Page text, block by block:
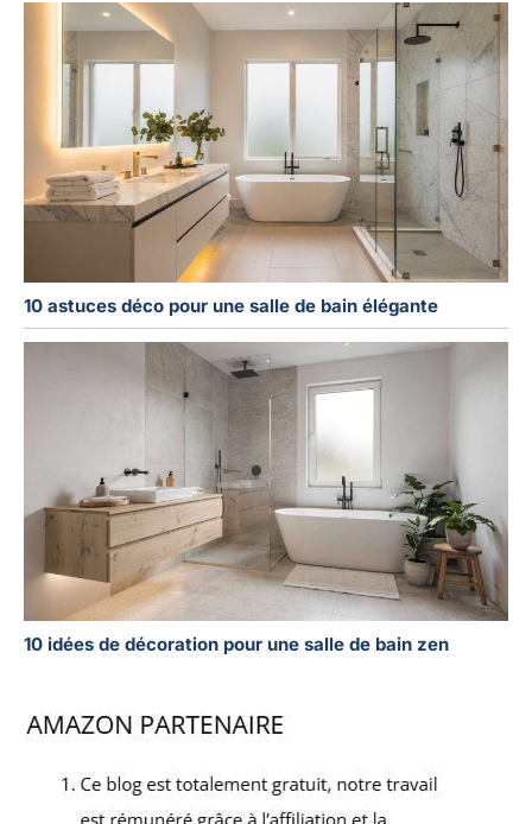
10 astuces déco pour une salle de bain élégante
10 idées de décoration pour une salle de bain zen